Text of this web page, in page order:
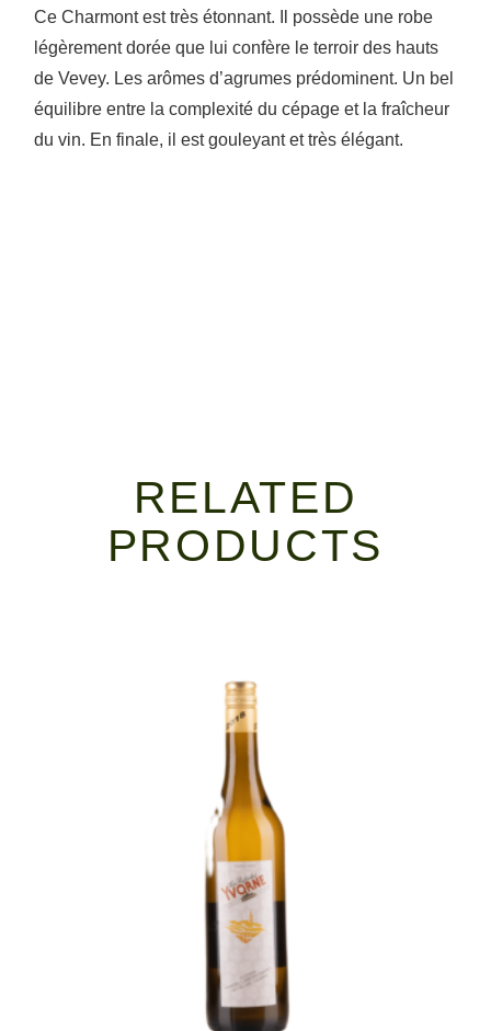
Ce Charmont est très étonnant. Il possède une robe
légèrement dorée que lui confère le terroir des hauts
de Vevey. Les arômes d’agrumes prédominent. Un bel
équilibre entre la complexité du cépage et la fraîcheur
du vin. En finale, il est gouleyant et très élégant.
RELATED
PRODUCTS